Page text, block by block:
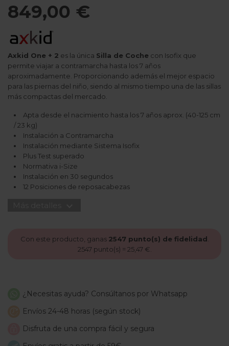
849,00 €
Axkid One + 2 es la única Silla de Coche con Isofix que
permite viajar a contramarcha hasta los 7 años
aproximadamente. Proporcionando además el mejor espacio
para las piernas del niño, siendo al mismo tiempo una de las sillas
más compactas del mercado.
Apta desde el nacimiento hasta los 7 años aprox. (40-125 cm
/ 23 kg)
Instalación a Contramarcha
Instalación mediante Sistema Isofix
Plus Test superado
Normativa i-Size
Instalación en 30 segundos
12 Posiciones de reposacabezas
Con este producto, ganas 2547 punto(s) de fidelidad
2547 punto(s) = 25,47 €
¿Necesitas ayuda? Consúltanos por Whatsapp
Envíos 24-48 horas (según stock)
Disfruta de una compra fácil y segura